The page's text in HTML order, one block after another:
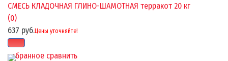
избранное сравнить
СМЕСЬ КЛАДОЧНАЯ ГЛИНО-ШАМОТНАЯ терракот 20 кг
(0)
637 руб.Цены уточняйте!